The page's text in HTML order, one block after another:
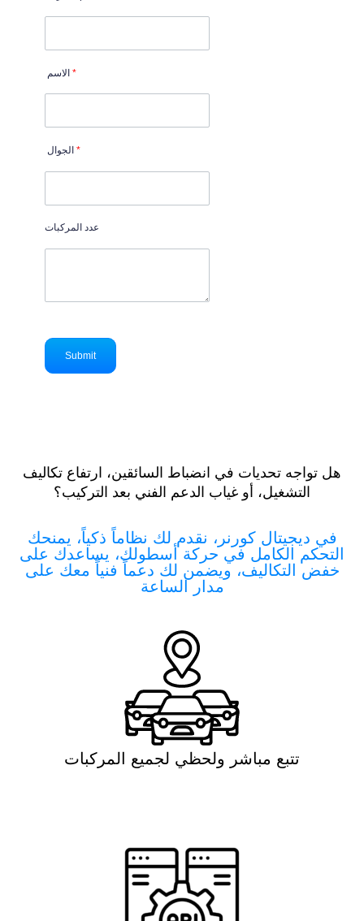
عدد المركبات
هل تواجه تحديات في انضباط السائقين، ارتفاع تكاليف
التشغيل، أو غياب الدعم الفني بعد التركيب؟
في ديجيتال كورنر، نقدم لك نظاماً ذكياً، يمنحك
التحكم الكامل في حركة أسطولك، يساعدك على
خفض التكاليف، ويضمن لك دعماً فنياً معك على
مدار الساعة
تتبع مباشر ولحظي لجميع المركبات